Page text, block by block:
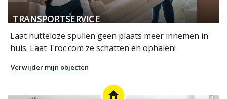
TRANSPORTSERVICE
Laat nutteloze spullen geen plaats meer innemen in
huis. Laat Troc.com ze schatten en ophalen!
Verwijder mijn objecten
home